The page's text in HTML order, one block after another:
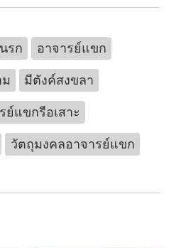
รก
อาจารย์แขก
มีตังค์สงขลา
ย์แขกรือเสาะ
วัตถุมงคลอาจารย์แขก